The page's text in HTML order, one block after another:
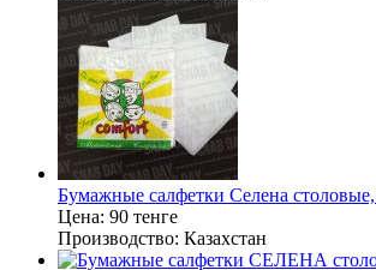
Бумажные салфетки Селена
Цена: 90 тенге
Производство: Казахстан